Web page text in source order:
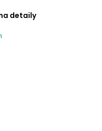
detaily